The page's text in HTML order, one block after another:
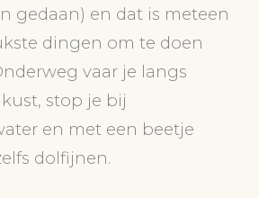
gedaan) en dat is meteen
dingen om te doen
vaar je langs
stop je bij
en met een beetje
dolfijnen.